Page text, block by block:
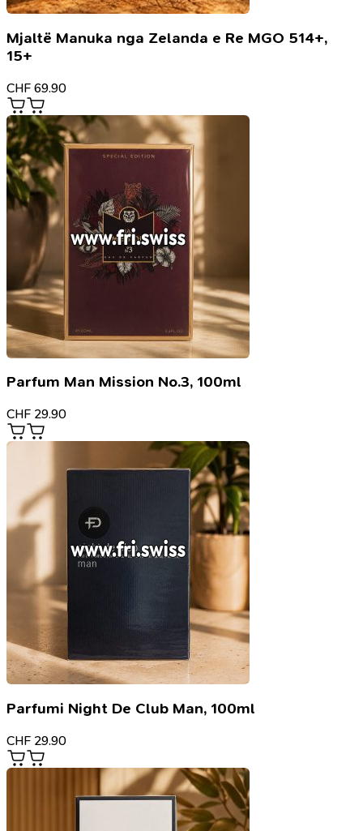
Mjaltë Manuka nga Zelanda e Re MGO 514+,
15+
CHF 69.90
Parfum Man Mission No.3, 100ml
CHF 29.90
Parfumi Night De Club Man, 100ml
CHF 29.90